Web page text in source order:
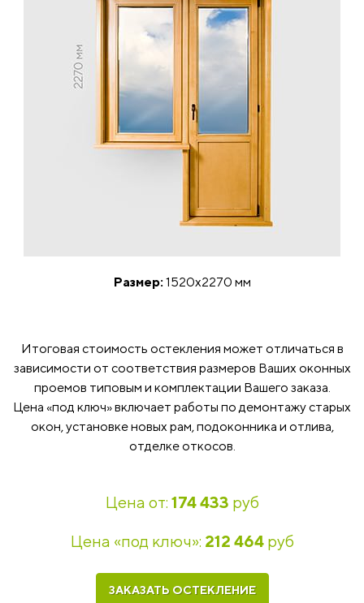
Размер: 1520x2270 мм
Итоговая стоимость остекления может отличаться в
зависимости от соответствия размеров Ваших оконных
проемов типовым и комплектации Вашего заказа.
Цена «под ключ» включает работы по демонтажу старых
окон, установке новых рам, подоконника и отлива,
отделке откосов.
Цена от: 174 433 руб
Цена «под ключ»: 212 464руб
ЗАКАЗАТЬ ОСТЕКЛЕНИЕ